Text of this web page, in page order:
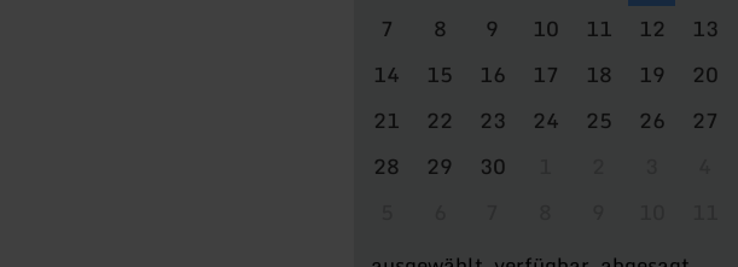
7
8 9 10 11 12
13
14
15 16 17 18 19
20
21
22 23 24 25 26
27
28
29 30